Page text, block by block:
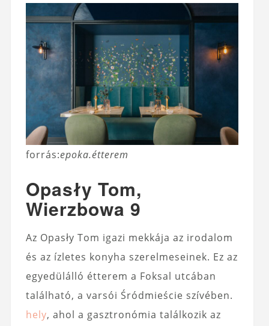
forrás:epoka.étterem
Opasły Tom,
Wierzbowa 9
Az Opasły Tom igazi mekkája az irodalom
és az ízletes konyha szerelmeseinek. Ez az
egyedülálló étterem a Foksal utcában
található, a varsói Śródmieście szívében.
hely, ahol a gasztronómia találkozik az